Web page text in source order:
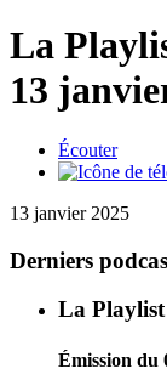
La
13
Écouter
13 janvier 2025
Derniers
La
Émission du